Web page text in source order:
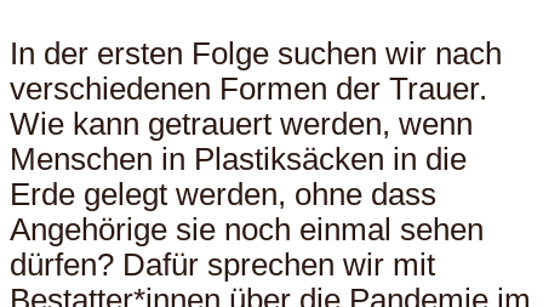
In der ersten Folge suchen wir nach
verschiedenen Formen der Trauer.
Wie kann getrauert werden, wenn
Menschen in Plastiksäcken in die
Erde gelegt werden, ohne dass
Angehörige sie noch einmal sehen
dürfen? Dafür sprechen wir mit
Bestatter*innen über die Pandemie im